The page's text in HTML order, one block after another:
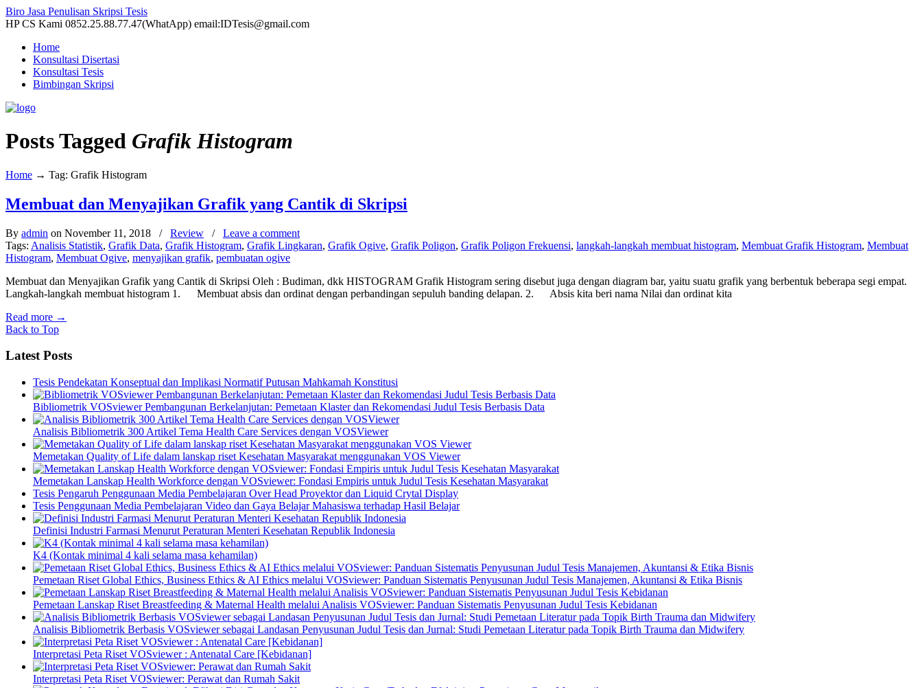
Biro Jasa Penulisan Skripsi Tesis
HP CS Kami 0852.25.88.77.47(WhatApp) email:IDTesis@gmail.com
Home
Konsultasi Disertasi
Konsultasi Tesis
Bimbingan Skripsi
Posts Tagged Grafik Histogram
Home → Tag: Grafik Histogram
Membuat dan Menyajikan Grafik yang Cantik di Skripsi
By admin on November 11, 2018 / Review / Leave a comment
Tags: Analisis Statistik, Grafik Data, Grafik Histogram, Grafik Lingkaran, Grafik Ogive, Grafik Poligon, Grafik Poligon Frekuensi, langkah-langkah membuat histogram, Membuat Grafik Histogram, Membuat
Histogram, Membuat Ogive, menyajikan grafik, pembuatan ogive
Membuat dan Menyajikan Grafik yang Cantik di Skripsi Oleh : Budiman, dkk HISTOGRAM Grafik Histogram sering disebut juga dengan diagram bar, yaitu suatu grafik yang berbentuk beberapa segi empat.
Langkah-langkah membuat histogram 1. Membuat absis dan ordinat dengan perbandingan sepuluh banding delapan. 2. Absis kita beri nama Nilai dan ordinat kita
Read more →
Back to Top
Latest Posts
Tesis Pendekatan Konseptual dan Implikasi Normatif Putusan Mahkamah Konstitusi
Bibliometrik VOSviewer Pembangunan Berkelanjutan: Pemetaan Klaster dan Rekomendasi Judul Tesis Berbasis Data
Analisis Bibliometrik 300 Artikel Tema Health Care Services dengan VOSViewer
Memetakan Quality of Life dalam lanskap riset Kesehatan Masyarakat menggunakan VOS Viewer
Memetakan Lanskap Health Workforce dengan VOSviewer: Fondasi Empiris untuk Judul Tesis Kesehatan Masyarakat
Tesis Pengaruh Penggunaan Media Pembelajaran Over Head Proyektor dan Liquid Crytal Display
Tesis Penggunaan Media Pembelajaran Video dan Gaya Belajar Mahasiswa terhadap Hasil Belajar
Definisi Industri Farmasi Menurut Peraturan Menteri Kesehatan Republik Indonesia
K4 (Kontak minimal 4 kali selama masa kehamilan)
Pemetaan Riset Global Ethics, Business Ethics & AI Ethics melalui VOSviewer: Panduan Sistematis Penyusunan Judul Tesis Manajemen, Akuntansi & Etika Bisnis
Pemetaan Lanskap Riset Breastfeeding & Maternal Health melalui Analisis VOSviewer: Panduan Sistematis Penyusunan Judul Tesis Kebidanan
Analisis Bibliometrik Berbasis VOSviewer sebagai Landasan Penyusunan Judul Tesis dan Jurnal: Studi Pemetaan Literatur pada Topik Birth Trauma dan Midwifery
Interpretasi Peta Riset VOSviewer : Antenatal Care [Kebidanan]
Interpretasi Peta Riset VOSviewer: Perawat dan Rumah Sakit